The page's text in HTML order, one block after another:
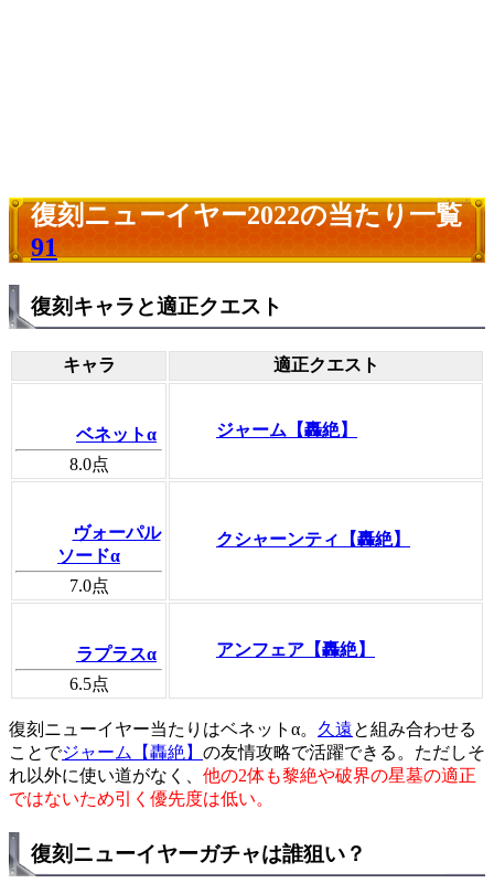
復刻ニューイヤー2022の当たり一覧
91
復刻キャラと適正クエスト
キャラ 適正クエスト
ベネットα
8.0点
ジャーム【轟絶】
ヴォーパル
ソードα
7.0点
クシャーンティ【轟絶】
ラプラスα
6.5点
アンフェア【轟絶】
復刻ニューイヤー当たりはベネットα。 久遠と組み合わせる
ことでジャーム【轟絶】 の友情攻略で活躍できる。ただしそ
れ以外に使い道がなく、 他の2体も黎絶や破界の星墓の適正
ではないため引く優先度は低い。
復刻ニューイヤーガチャは誰狙い？